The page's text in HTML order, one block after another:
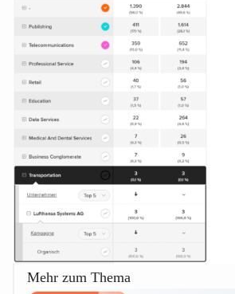
Mehr zum Thema